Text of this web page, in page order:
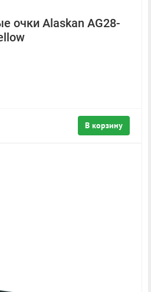
очки Alaskan AG28-
В корзину